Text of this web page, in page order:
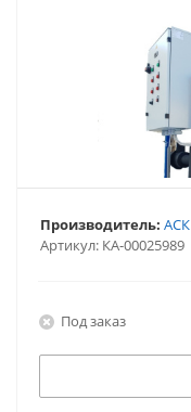
Артикул: КА-00025989
Производитель: АСК
Под заказ